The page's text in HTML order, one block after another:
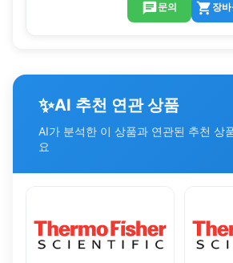
문의 장
✨AI 추천 연관 상품
AI가 분석한 이 상품과 연관된 추천 상
요